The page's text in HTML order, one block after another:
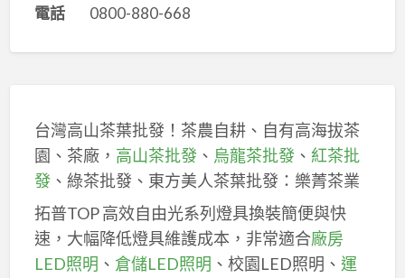
電話
0800-880-668
台灣高山茶葉批發！茶農自耕、自有高海拔茶
園、茶廠， 高山茶批發、 烏龍茶批發、 紅茶批
發、綠茶批發、東方美人茶葉批發：樂菁茶業
拓普TOP 高效自由光系列燈具換裝簡便與快
速，大幅降低燈具維護成本，非常適合廠房
LED照明 、 倉儲LED照明 、校園LED照明、 運